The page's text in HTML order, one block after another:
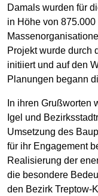
Damals wurden für
in Höhe von
Projekt wurde durch
initiiert und auf den
Planungen begann
In ihren Grußworten
Igel und
Umsetzung des
für ihr Engagement
Realisierung der
die besondere
den Bezirk Treptow-